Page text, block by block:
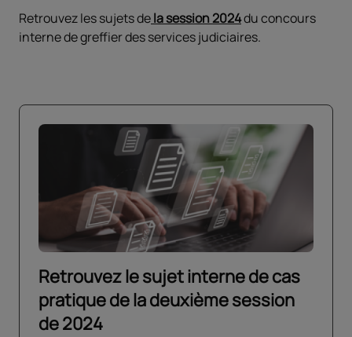
Retrouvez les sujets dela session 2024du concours
interne de greffier des services judiciaires.
Retrouvez le sujet interne de cas
pratique de la deuxième session
de 2024